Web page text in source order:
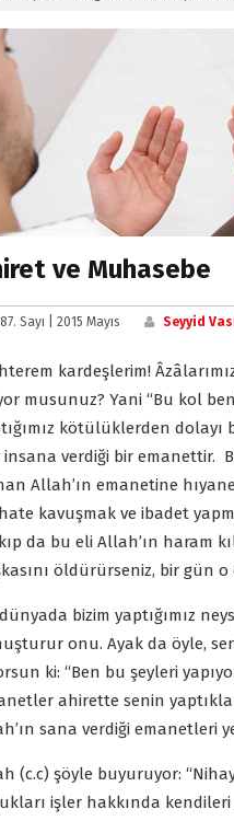
ve Muhasebe
Sayı | 2015 Mayıs Seyyid
kardeşlerim!
musunuz? Yani “Bu kol
kötülüklerden dolayı
insana verdiği bir emanettir.
Allah’ın emanetine
kavuşmak ve ibadet
da bu eli Allah’ın haram
öldürürseniz, bir gün o
bizim yaptığımız
onu. Ayak da öyle,
ki: “Ben bu şeyleri
ahirette senin
sana verdiği emanetleri
(c.c) şöyle buyuruyor:
işler hakkında